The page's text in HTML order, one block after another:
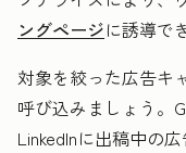
ングページに誘導で
対象を絞った広告キ
呼び込みましょう。
LinkedInに出稿中の